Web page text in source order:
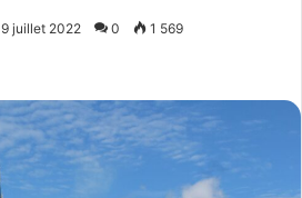
9 juillet 2022 0 1 569